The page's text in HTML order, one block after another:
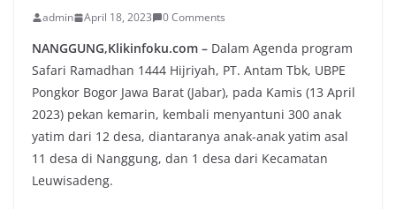
admin April 18, 2023 0 Comments
NANGGUNG,Klikinfoku.com – Dalam Agenda program
Safari Ramadhan 1444 Hijriyah, PT. Antam Tbk, UBPE
Pongkor Bogor Jawa Barat (Jabar), pada Kamis (13 April
2023) pekan kemarin, kembali menyantuni 300 anak
yatim dari 12 desa, diantaranya anak-anak yatim asal
11 desa di Nanggung, dan 1 desa dari Kecamatan
Leuwisadeng.